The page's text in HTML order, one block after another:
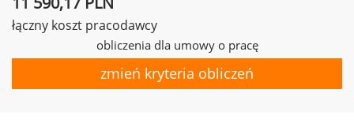
łączny koszt pracodawcy
obliczenia dla umowy o pracę
zmień kryteria obliczeń